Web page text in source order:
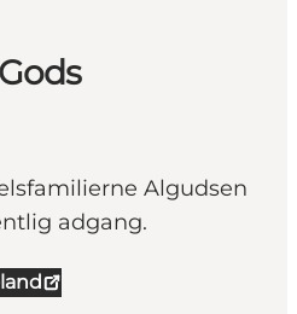
Algudsen
adgang.